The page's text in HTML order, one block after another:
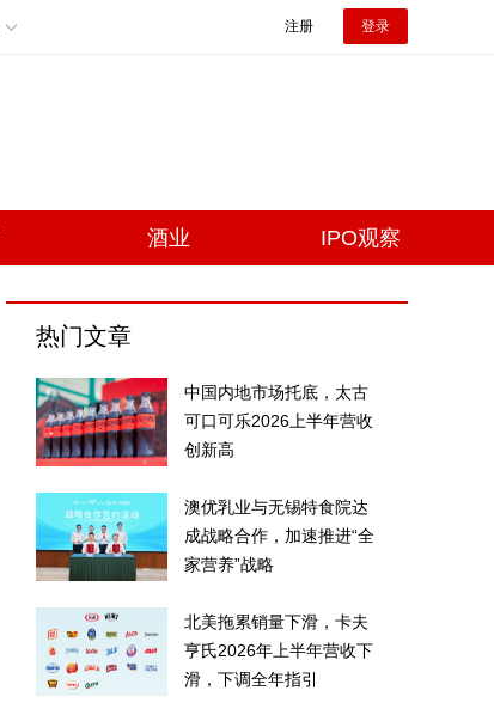
注册 登录
酒业 IPO观察
热门文章
中国内地市场托底，太古
可口可乐2026上半年营收
创新高
澳优乳业与无锡特食院达
成战略合作，加速推进“全
家营养”战略
北美拖累销量下滑，卡夫
亨氏2026年上半年营收下
滑，下调全年指引